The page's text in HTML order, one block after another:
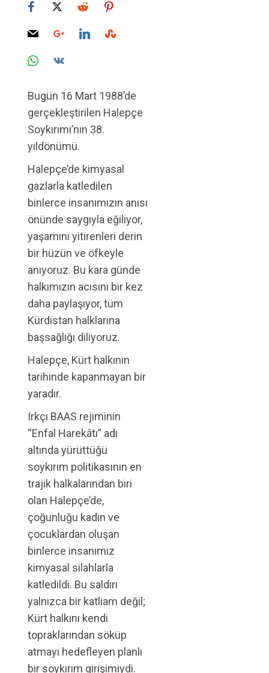
Bugün 16 Mart 1988’de
gerçekleştirilen Halepçe
Soykırımı’nın 38.
yıldönümü.
Halepçe’de kimyasal
gazlarla katledilen
binlerce insanımızın anısı
önünde saygıyla eğiliyor,
yaşamını yitirenleri derin
bir hüzün ve öfkeyle
anıyoruz. Bu kara günde
halkımızın acısını bir kez
daha paylaşıyor, tüm
Kürdistan halklarına
başsağlığı diliyoruz.
Halepçe, Kürt halkının
tarihinde kapanmayan bir
yaradır.
Irkçı BAAS rejiminin
“Enfal Harekâtı” adı
altında yürüttüğü
soykırım politikasının en
trajik halkalarından biri
olan Halepçe’de,
çoğunluğu kadın ve
çocuklardan oluşan
binlerce insanımız
kimyasal silahlarla
katledildi. Bu saldırı
yalnızca bir katliam değil;
Kürt halkını kendi
topraklarından söküp
atmayı hedefleyen planlı
bir soykırım girişimiydi.